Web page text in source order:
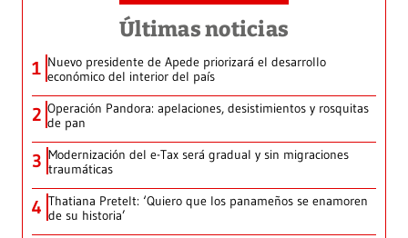
Últimas noticias
1 Nuevo presidente de Apede priorizará el desarrollo
económico del interior del país
2 Operación Pandora: apelaciones, desistimientos y rosquitas
de pan
3 Modernización del e-Tax será gradual y sin migraciones
traumáticas
4 Thatiana Pretelt: ‘Quiero que los panameños se enamoren
de su historia’